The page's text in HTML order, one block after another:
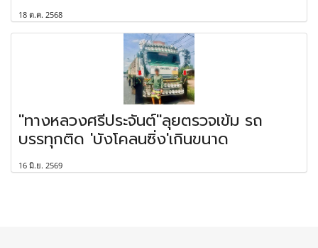
18 ต.ค. 2568
"ทางหลวงศรีประจันต์"ลุยตรวจเข้ม รถ
บรรทุกติด 'บังโคลนซิ่ง'เกินขนาด
16 มิ.ย. 2569